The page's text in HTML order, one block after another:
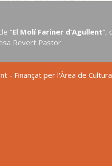
“El Molí Fariner d’Agullent”,
Revert Pastor
- Finançat per l'Àrea de